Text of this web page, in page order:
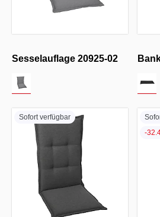
Sesselauflage 20925-02
Sofort verfügbar
-